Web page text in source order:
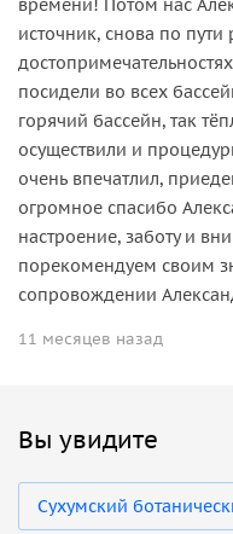
времени! Потом нас
источник, снова по пути
посидели во всех
горячий бассейн, так
осуществили и
очень впечатлил,
огромное спасибо
настроение, заботу и
порекомендуем своим
сопровождении
11 месяцев назад
Вы увидите
Сухумский